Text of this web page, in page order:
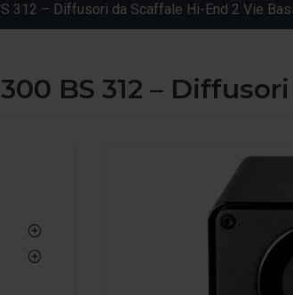
312 – Diffusori da Scaffale Hi-End 2 Vie
BS 312 –